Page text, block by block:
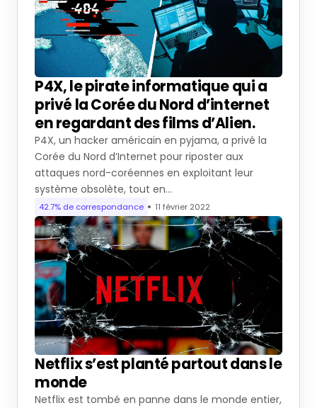
P4X, le pirate informatique qui a
privé la Corée du Nord d’internet
en regardant des films d’Alien.
P4X, un hacker américain en pyjama, a privé la
Corée du Nord d’Internet pour riposter aux
attaques nord-coréennes en exploitant leur
système obsolète, tout en…
42.7% de correspondance 11 février 2022
Netflix s’est planté partout dans le
monde
Netflix est tombé en panne dans le monde entier,